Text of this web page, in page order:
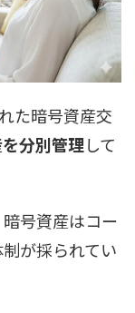
た暗号資産交
分別管理して
号資産はコー
が採られてい